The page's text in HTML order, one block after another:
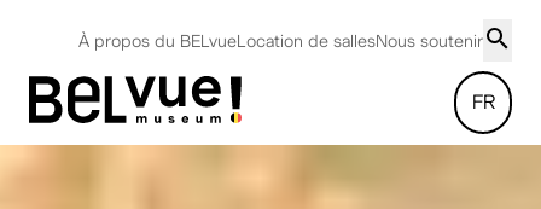
À propos du BELvueLocation de sallesNous soutenir
FR